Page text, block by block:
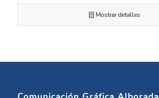
Mostrar detalles